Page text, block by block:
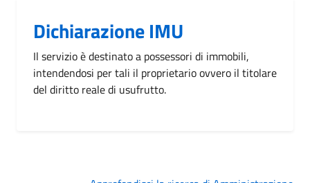
Dichiarazione IMU
Il servizio è destinato a possessori di immobili,
intendendosi per tali il proprietario ovvero il titolare
del diritto reale di usufrutto.